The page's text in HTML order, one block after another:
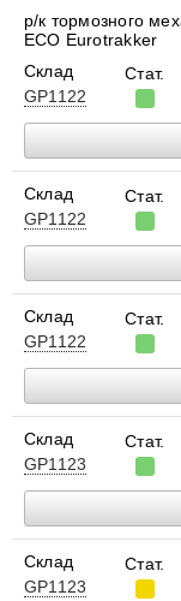
р/к тормозного
ECO Eurotrakker
Склад
GP1122
Стат.
Склад
GP1122
Стат.
Склад
GP1122
Стат.
Склад
GP1123
Стат.
Склад
GP1123
Стат.